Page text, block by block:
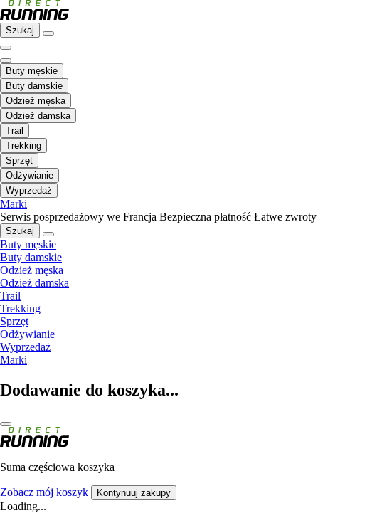
Szukaj
Buty męskie
Buty damskie
Odzież męska
Odzież damska
Trail
Trekking
Sprzęt
Odżywianie
Wyprzedaż
Marki
Serwis posprzedażowy we Francja Bezpieczna płatność Łatwe zwroty
Szukaj
Buty męskie
Buty damskie
Odzież męska
Odzież damska
Trail
Trekking
Sprzęt
Odżywianie
Wyprzedaż
Marki
Dodawanie do koszyka...
Suma częściowa koszyka
Zobacz mój koszyk Kontynuuj zakupy
Loading...